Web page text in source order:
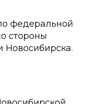
федеральной
стороны
Новосибирска.